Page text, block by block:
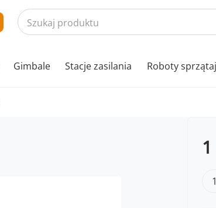
Gimbale Stacje zasilania Roboty